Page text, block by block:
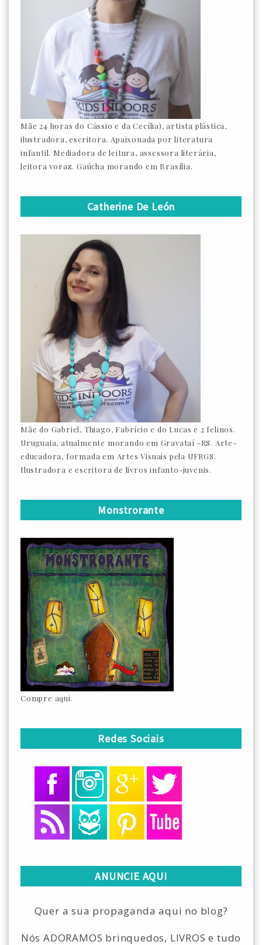
Mãe 24 horas do Cássio e da Cecília), artista plástica,
ilustradora, escritora. Apaixonada por literatura
infantil. Mediadora de leitura, assessora literária,
leitora voraz. Gaúcha morando em Brasília.
Catherine De León
Mãe do Gabriel, Thiago, Fabrício e do Lucas e 2 felinos.
Uruguaia, atualmente morando em Gravataí -RS. Arte-
educadora, formada em Artes Visuais pela UFRGS.
Ilustradora e escritora de livros infanto-juvenis.
Monstrorante
Compre aqui.
Redes Sociais
ANUNCIE AQUI
Quer a sua propaganda aqui no blog?
Nós ADORAMOS brinquedos, LIVROS e tudo